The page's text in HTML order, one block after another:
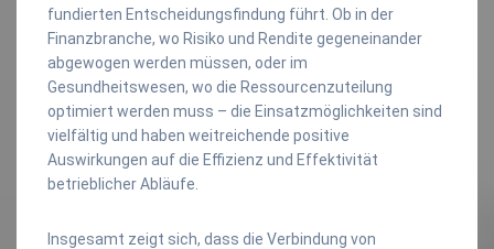
fundierten Entscheidungsfindung führt. Ob in der
Finanzbranche, wo Risiko und Rendite gegeneinander
abgewogen werden müssen, oder im
Gesundheitswesen, wo die Ressourcenzuteilung
optimiert werden muss – die Einsatzmöglichkeiten sind
vielfältig und haben weitreichende positive
Auswirkungen auf die Effizienz und Effektivität
betrieblicher Abläufe.
Insgesamt zeigt sich, dass die Verbindung von